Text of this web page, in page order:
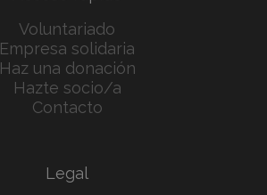
Voluntariado
Empresa solidaria
Haz una donación
Hazte socio/a
Contacto
Legal